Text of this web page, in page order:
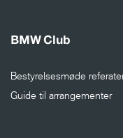
BMW Club
Bestyrelsesmøde
Guide til arrangementer